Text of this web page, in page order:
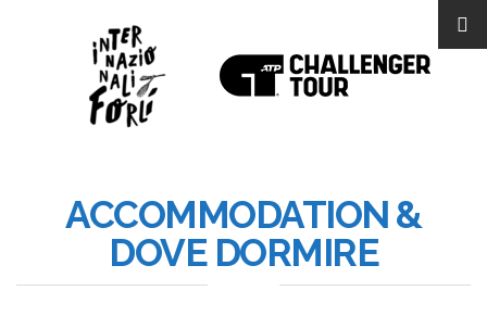
ACCOMMODATION &
DOVE DORMIRE